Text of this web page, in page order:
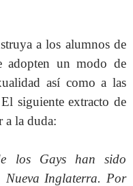
a los alumnos de
adopten un modo de
así como a las
siguiente extracto de
a la duda:
los Gays han sido
Nueva Inglaterra. Por